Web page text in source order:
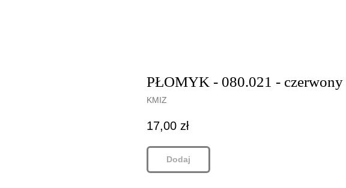
PŁOMYK - 080.021 - czerwony
KMIZ
17,00 zł
Dodaj